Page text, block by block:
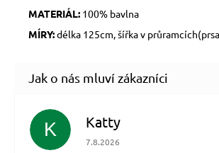
MATERIÁL: 100% bavlna
MÍRY:délka 125cm, šířka v
K Katty
Hodnocení obchodu je 5 z 5
7.8.2026